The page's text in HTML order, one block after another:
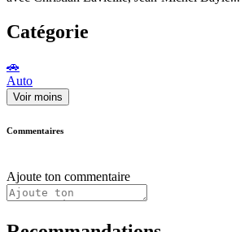
Catégorie
🚗
Auto
Voir moins
Commentaires
Ajoute ton commentaire